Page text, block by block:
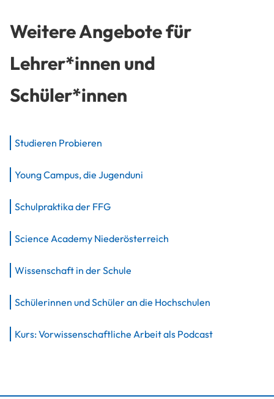
Weitere Angebote für
Lehrer*innen und
Schüler*innen
Studieren Probieren
Young Campus, die Jugenduni
Schulpraktika der FFG
Science Academy Niederösterreich
Wissenschaft in der Schule
Schülerinnen und Schüler an die Hochschulen
Kurs: Vorwissenschaftliche Arbeit als Podcast